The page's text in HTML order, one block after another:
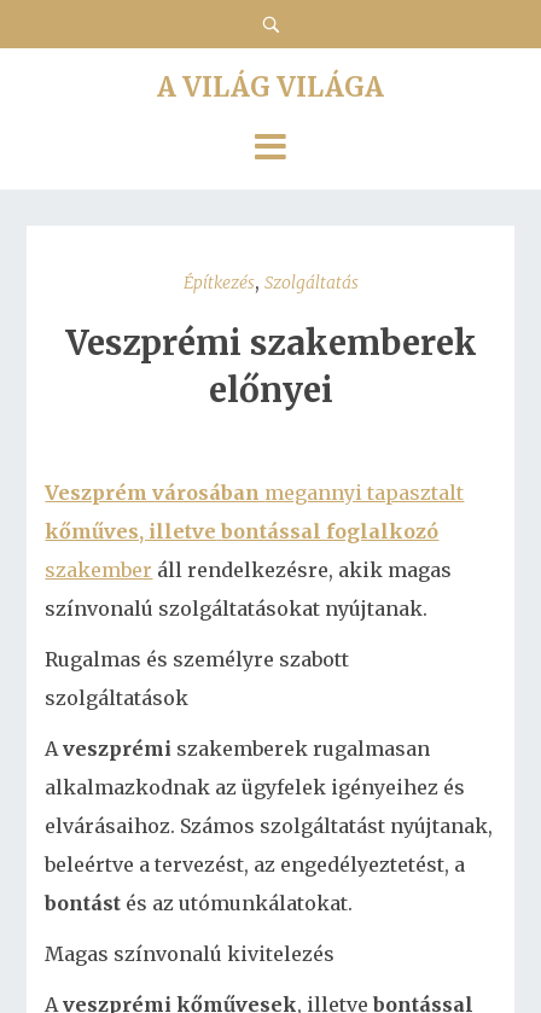
A VILÁG VILÁGA
Építkezés, Szolgáltatás
Veszprémi szakemberek
előnyei
Veszprém városában megannyi tapasztalt
kőműves, illetve bontással foglalkozó
szakember áll rendelkezésre, akik magas
színvonalú szolgáltatásokat nyújtanak.
Rugalmas és személyre szabott
szolgáltatások
Aveszprémi szakemberek rugalmasan
alkalmazkodnak az ügyfelek igényeihez és
elvárásaihoz. Számos szolgáltatást nyújtanak,
beleértve a tervezést, az engedélyeztetést, a
bontást és az utómunkálatokat.
Magas színvonalú kivitelezés
Aveszprémi kőművesek, illetvebontással